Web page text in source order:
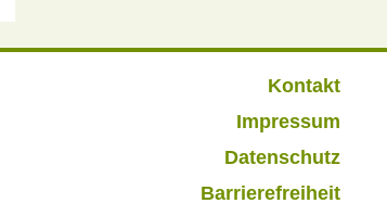
Kontakt
Impressum
Datenschutz
Barrierefreiheit